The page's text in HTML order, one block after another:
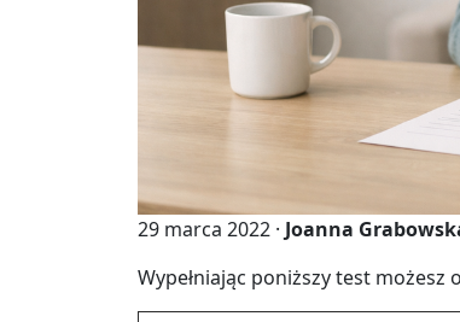
29 marca 2022 · Joanna
Wy­peł­nia­jąc po­niż­szy test